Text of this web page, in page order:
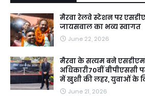
मैरवा रेलवे स्टेशन पर
जायसवाल का भव्य स्वागत
June 22, 2026
मैरवा के सत्यम बने एसडीएम,
अधिकारी70वीं बीपीएससी
में खुशी की लहर, युवाओं के
June 21, 2026